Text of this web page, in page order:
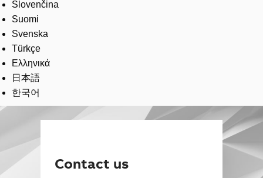
Slovenčina
Suomi
Svenska
Türkçe
Ελληνικά
日本語
한국어
Contact us